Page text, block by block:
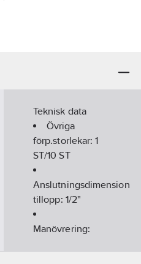
Teknisk data
Övriga
förp.storlekar:1
ST/10 ST
Anslutningsdimension
tillopp: 1/2"
Manövrering: